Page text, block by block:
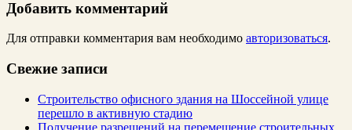
Добавить комментарий
Для отправки комментария вам необходимо авторизоваться.
Свежие записи
Строительство офисного здания на Шоссейной улице
перешло в активную стадию
Получение разрешений на перемещение строительных